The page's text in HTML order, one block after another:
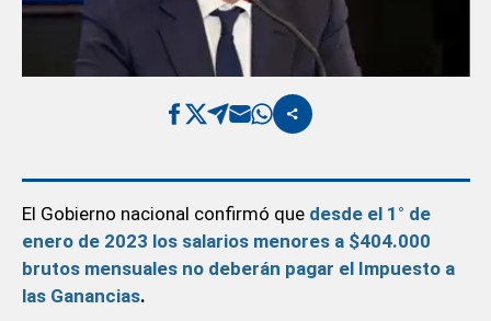
El Gobierno nacional confirmó que desde el 1° de
enero de 2023 los salarios menores a $404.000
brutos mensuales no deberán pagar el Impuesto a
las Ganancias.